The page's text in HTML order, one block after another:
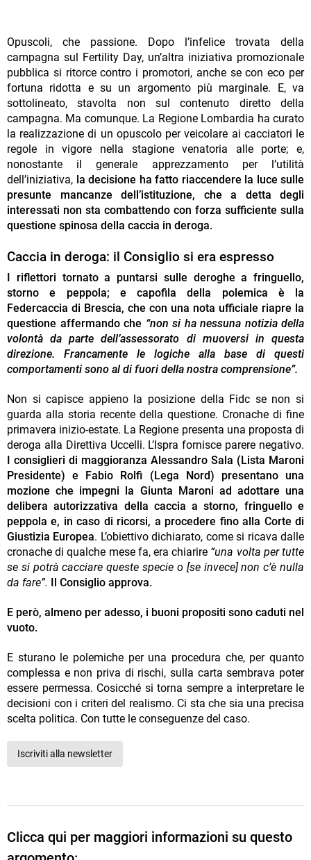
Opuscoli, che passione. Dopo l’infelice trovata della
campagna sul Fertility Day, un’altra iniziativa promozionale
pubblica si ritorce contro i promotori, anche se con eco per
fortuna ridotta e su un argomento più marginale. E, va
sottolineato, stavolta non sul contenuto diretto della
campagna. Ma comunque. La Regione Lombardia ha curato
la realizzazione di un opuscolo per veicolare ai cacciatori le
regole in vigore nella stagione venatoria alle porte; e,
nonostante il generale apprezzamento per l’utilità
dell’iniziativa, la decisione ha fatto riaccendere la luce sulle
presunte mancanze dell’istituzione, che a detta degli
interessati non sta combattendo con forza sufficiente sulla
questione spinosa della caccia in deroga.
Caccia in deroga: il Consiglio si era espresso
I riflettori tornato a puntarsi sulle deroghe a fringuello,
storno e peppola; e capofila della polemica è la
Federcaccia di Brescia, che con una nota ufficiale riapre la
questione affermando che “non si ha nessuna notizia della
volontà da parte dell’assessorato di muoversi in questa
direzione. Francamente le logiche alla base di questi
comportamenti sono al di fuori della nostra comprensione”.
Non si capisce appieno la posizione della Fidc se non si
guarda alla storia recente della questione. Cronache di fine
primavera inizio-estate. La Regione presenta una proposta di
deroga alla Direttiva Uccelli. L’Ispra fornisce parere negativo.
I consiglieri di maggioranza Alessandro Sala (Lista Maroni
Presidente) e Fabio Rolfi (Lega Nord) presentano una
mozione che impegni la Giunta Maroni ad adottare una
delibera autorizzativa della caccia a storno, fringuello e
peppola e, in caso di ricorsi, a procedere fino alla Corte di
Giustizia Europea. L’obiettivo dichiarato, come si ricava dalle
cronache di qualche mese fa, era chiarire “una volta per tutte
se si potrà cacciare queste specie o [se invece] non c’è nulla
da fare”. Il Consiglio approva.
E però, almeno per adesso, i buoni propositi sono caduti nel
vuoto.
E sturano le polemiche per una procedura che, per quanto
complessa e non priva di rischi, sulla carta sembrava poter
essere permessa. Cosicché si torna sempre a interpretare le
decisioni con i criteri del realismo. Ci sta che sia una precisa
scelta politica. Con tutte le conseguenze del caso.
Iscriviti alla newsletter
Clicca qui per maggiori informazioni su questo